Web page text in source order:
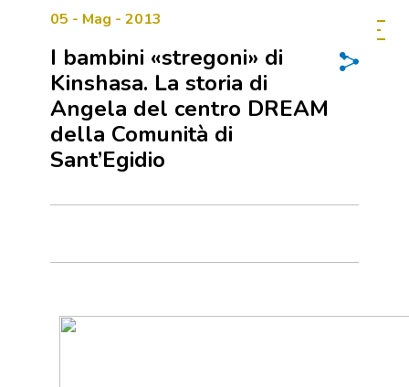
05 - Mag - 2013
I bambini «stregoni» di
Kinshasa. La storia di
Angela del centro DREAM
della Comunità di
Sant’Egidio